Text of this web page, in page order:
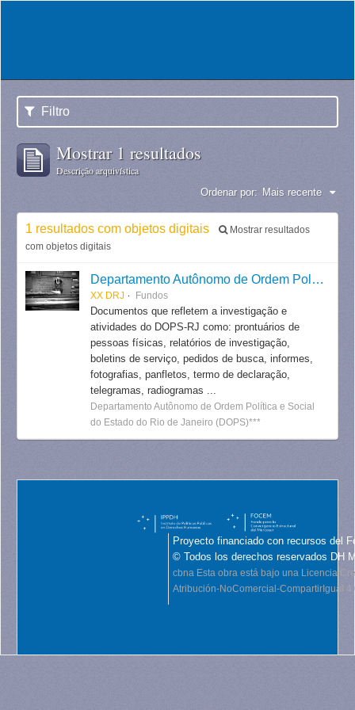
Filtro
Mostrar 1 resultados
Descrição arquivística
Ordenar por: Mais recente
1 resultados com objetos digitais
Mostrar resultados
com objetos digitais
Departamento Autônomo de Ordem Política e Social do Estado do Rio de Janeiro
XX DRJ Fundos
Documentos que refletem a investigação e
atividades do DOPS-RJ como: prontuários de
pessoas físicas, relatórios de investigação,
boletins de serviço, pedidos de busca, informes,
fotografias, panfletos, termo de declaração,
telegramas, radiogramas ...
Departamento Autônomo de Ordem Política e Social
do Estado do Rio de Janeiro (DOPS)***
Proyecto financiado con recursos del
© Todos los derechos reservados DH
cbna Esta obra está bajo una Licencia
Atribución-NoComercial-CompartirIgual